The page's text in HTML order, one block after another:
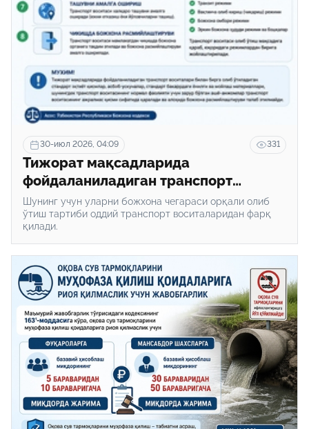
30-июл 2026, 04:09 331
Тижорат мақсадларида
фойдаланиладиган транспорт
воситаларини олиб ўтиш тартиби
қандай?
Шунинг учун уларни божхона чегараси орқали олиб
ўтиш тартиби оддий транспорт воситаларидан фарқ
қилади.